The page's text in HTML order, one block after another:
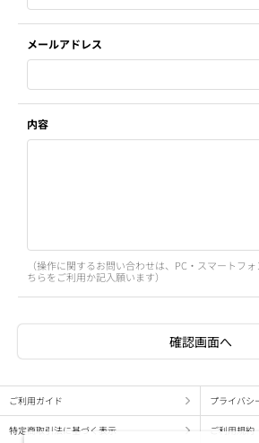
メールアドレス
内容
（操作に関するお問い合わせは、PC・スマートフ
ちらをご利用か記入願います）
ご利用ガイド プライバシ
特定商取引法に基づく表示 ご利用規約